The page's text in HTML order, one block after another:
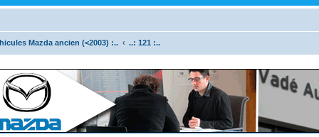
Mazda ancien (<2003) :.. ..: 121 :..